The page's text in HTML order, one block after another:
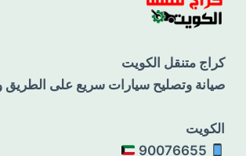
كراج متنقل الكويت
صيانة وتصليح سيارات سريع على الطريق
الكويت